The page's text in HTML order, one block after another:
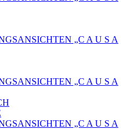
„C A U S A
„C A U S A
„C A U S A